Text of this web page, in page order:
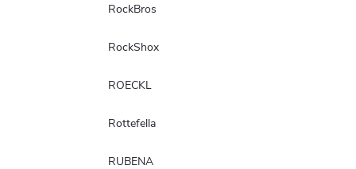
RockBros
RockShox
ROECKL
Rottefella
RUBENA